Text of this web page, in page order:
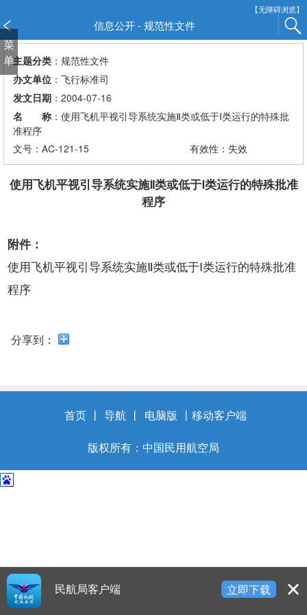
【无障碍浏览】
信息公开 - 规范性文件
菜
单主题分类：规范性文件
办文单位：飞行标准司
发文日期：2004-07-16
名 称：使用飞机平视引导系统实施Ⅱ类或低于Ⅰ类运行的特殊批
准程序
文号：AC-121-15
有效性：失效
使用飞机平视引导系统实施Ⅱ类或低于Ⅰ类运行的特殊批准
程序
附件：
使用飞机平视引导系统实施Ⅱ类或低于Ⅰ类运行的特殊批准
程序
分享到：
首页 丨 导航 丨 电脑版 丨 移动客户端
版权所有：中国民用航空局
民航局客户端 立即下载
窗
口
打
开
页
面,
波
浪
键
打